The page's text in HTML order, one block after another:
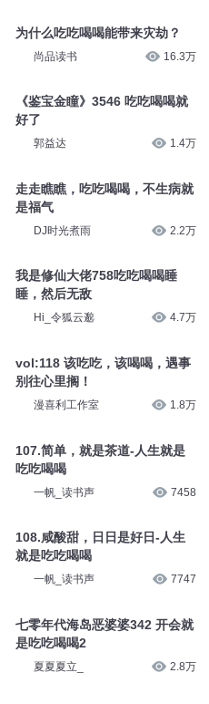
为什么吃吃喝喝能带来灾劫？
尚品读书 16.3万
《鉴宝金瞳》3546 吃吃喝喝就
好了
郭益达 1.4万
走走瞧瞧，吃吃喝喝，不生病就
是福气
DJ时光煮雨 2.2万
我是修仙大佬758吃吃喝喝睡
睡，然后无敌
Hi_令狐云邈 4.7万
vol:118 该吃吃，该喝喝，遇事
别往心里搁！
漫喜利工作室 1.8万
107.简单，就是茶道-人生就是
吃吃喝喝
一帆_读书声 7458
108.咸酸甜，日日是好日-人生
就是吃吃喝喝
一帆_读书声 7747
七零年代海岛恶婆婆342 开会就
是吃吃喝喝2
夏夏夏立_ 2.8万